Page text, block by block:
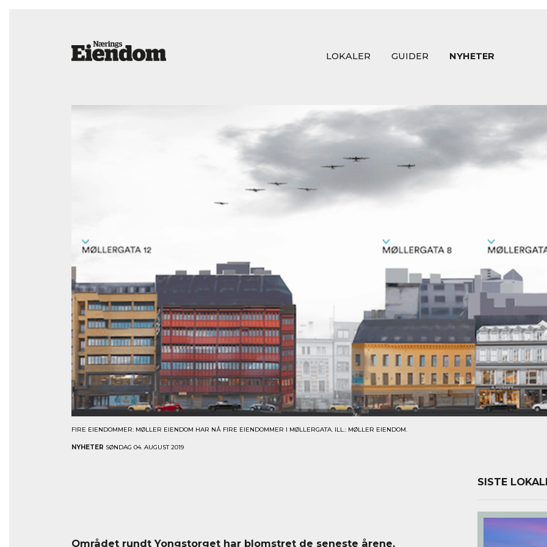
LOKALER GUIDER NYHETER
FIRE EIENDOMMER: MØLLER EIENDOM HAR NÅ FIRE EIENDOMMER I MØLLERGATA. ILL.: MØLLER EIENDOM.
NYHETER SØNDAG 04. AUGUST 2019
Området rundt Yongstorget har blomstret de seneste årene,
SISTE